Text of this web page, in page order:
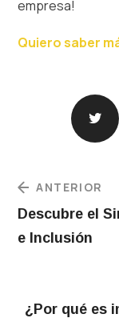
empresa!
Quiero saber
ANTERIOR
Descubre el
e Inclusión
¿Por qué es